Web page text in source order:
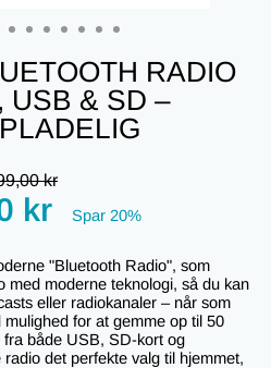
RADIO
USB & SD –
Regular
price
kr
kr Spar 20%
"Bluetooth Radio", som
med moderne teknologi, så du kan
eller radiokanaler – når som
for at gemme op til 50
fra både USB, SD-kort og
det perfekte valg til hjemmet,